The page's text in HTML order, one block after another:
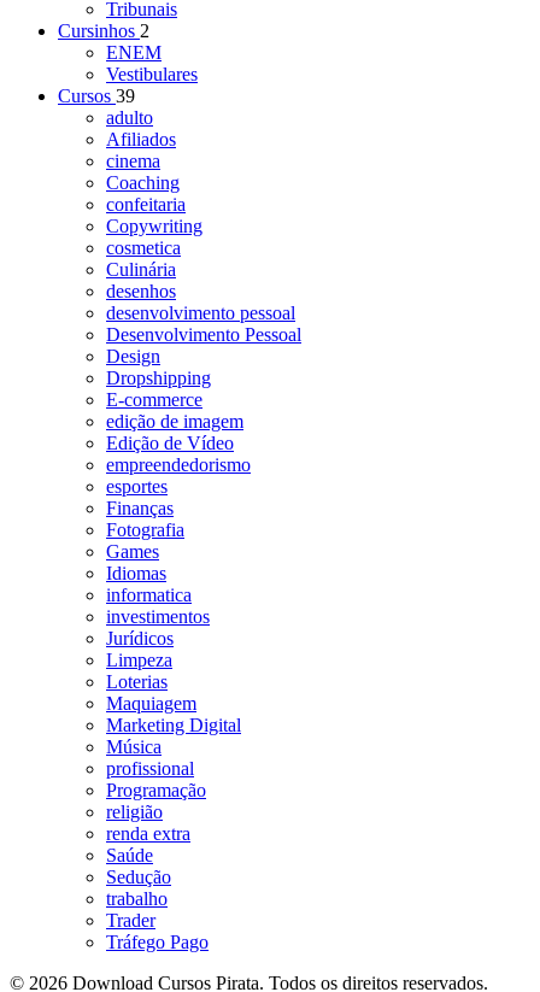
Tribunais
Cursinhos 2
ENEM
Vestibulares
Cursos 39
adulto
Afiliados
cinema
Coaching
confeitaria
Copywriting
cosmetica
Culinária
desenhos
desenvolvimento pessoal
Desenvolvimento Pessoal
Design
Dropshipping
E-commerce
edição de imagem
Edição de Vídeo
empreendedorismo
esportes
Finanças
Fotografia
Games
Idiomas
informatica
investimentos
Jurídicos
Limpeza
Loterias
Maquiagem
Marketing Digital
Música
profissional
Programação
religião
renda extra
Saúde
Sedução
trabalho
Trader
Tráfego Pago
© 2026 Download Cursos Pirata. Todos os direitos reservados.